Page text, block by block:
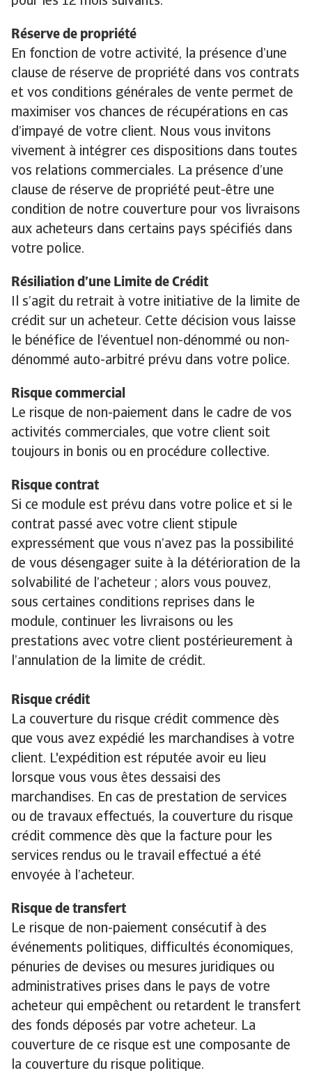
Réserve de propriété
En fonction de votre activité, la présence d’une
clause de réserve de propriété dans vos contrats
et vos conditions générales de vente permet de
maximiser vos chances de récupérations en cas
d’impayé de votre client. Nous vous invitons
vivement à intégrer ces dispositions dans toutes
vos relations commerciales. La présence d’une
clause de réserve de propriété peut-être une
condition de notre couverture pour vos livraisons
aux acheteurs dans certains pays spécifiés dans
votre police.
Résiliation d’une Limite de Crédit
Il s’agit du retrait à votre initiative de la limite de
crédit sur un acheteur. Cette décision vous laisse
le bénéfice de l’éventuel non-dénommé ou non-
dénommé auto-arbitré prévu dans votre police.
Risque commercial
Le risque de non-paiement dans le cadre de vos
activités commerciales, que votre client soit
toujours in bonis ou en procédure collective.
Risque contrat
Si ce module est prévu dans votre police et si le
contrat passé avec votre client stipule
expressément que vous n’avez pas la possibilité
de vous désengager suite à la détérioration de la
solvabilité de l’acheteur ; alors vous pouvez,
sous certaines conditions reprises dans le
module, continuer les livraisons ou les
prestations avec votre client postérieurement à
l’annulation de la limite de crédit.
Risque crédit
La couverture du risque crédit commence dès
que vous avez expédié les marchandises à votre
client. L'expédition est réputée avoir eu lieu
lorsque vous vous êtes dessaisi des
marchandises. En cas de prestation de services
ou de travaux effectués, la couverture du risque
crédit commence dès que la facture pour les
services rendus ou le travail effectué a été
envoyée à l’acheteur.
Risque de transfert
Le risque de non-paiement consécutif à des
événements politiques, difficultés économiques,
pénuries de devises ou mesures juridiques ou
administratives prises dans le pays de votre
acheteur qui empêchent ou retardent le transfert
des fonds déposés par votre acheteur. La
couverture de ce risque est une composante de
la couverture du risque politique.